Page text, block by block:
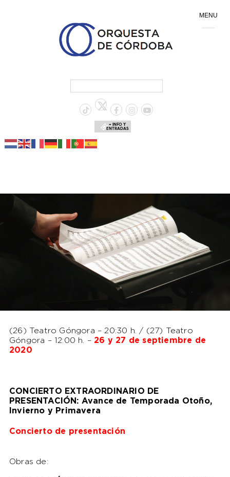
+ INFO Y
ENTRADAS
(26) Teatro Góngora – 20:30 h. / (27) Teatro
Góngora – 12:00 h. – 26 y 27 de septiembre de
2020
CONCIERTO EXTRAORDINARIO DE
PRESENTACIÓN: Avance de Temporada Otoño,
Invierno y Primavera
Concierto de presentación
Obras de:
MENU